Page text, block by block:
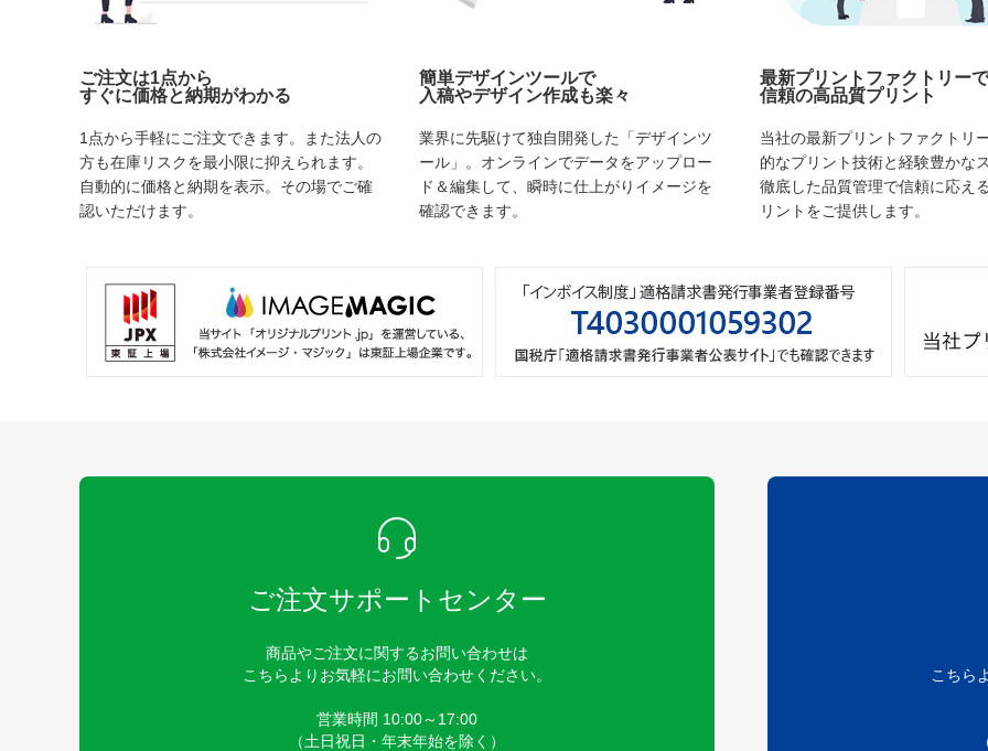
ご注文は1点から
すぐに価格と納期がわかる
1点から手軽にご注文できます。また法人の
方も在庫リスクを最小限に抑えられます。
自動的に価格と納期を表示。その場でご確
認いただけます。
簡単デザインツールで
入稿やデザイン作成も楽々
業界に先駆けて独自開発した「デザインツ
ール」。オンラインでデータをアップロー
ド＆編集して、瞬時に仕上がりイメージを
確認できます。
最新プリントファクトリーで
信頼の高品質プリント
当社の最新プリントファクトリ
的なプリント技術と経験豊かな
徹底した品質管理で信頼に応え
リントをご提供します。
ご注文サポートセンター
商品やご注文に関するお問い合わせは
こちらよりお気軽にお問い合わせください。
営業時間 10:00～17:00
（土日祝日・年末年始を除く）
こちら